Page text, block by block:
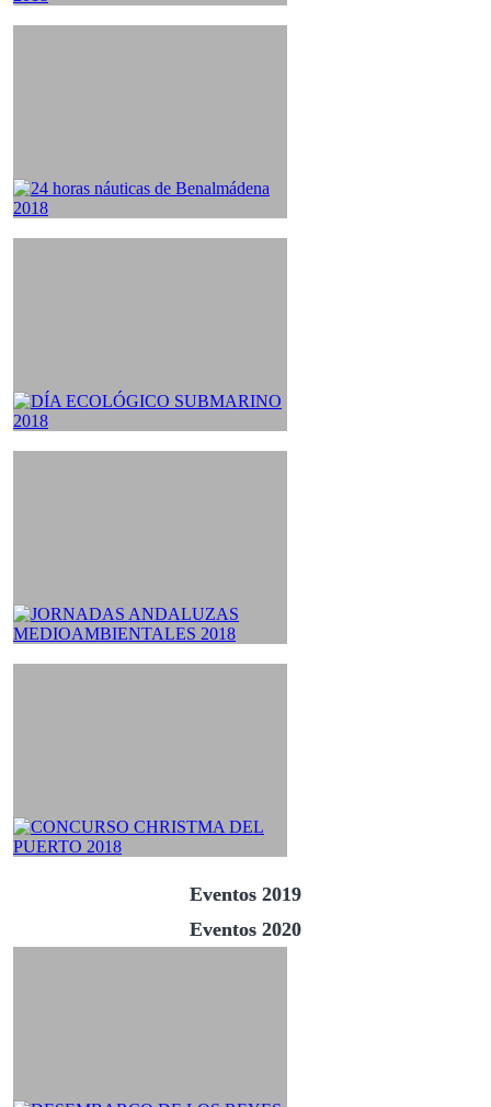
Eventos 2019
Eventos 2020